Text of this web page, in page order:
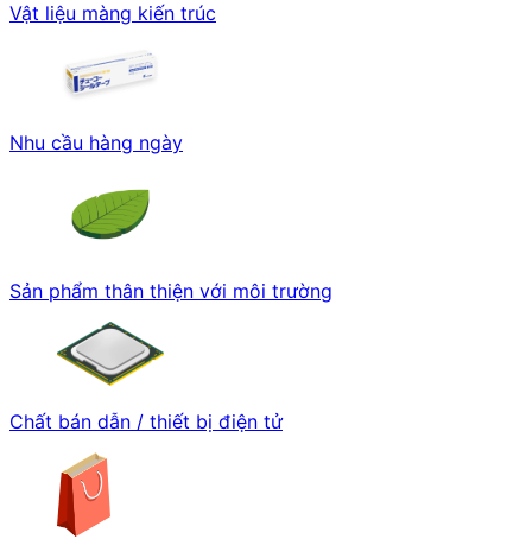
Vật liệu màng kiến trúc
Nhu cầu hàng ngày
Sản phẩm thân thiện với môi trường
Chất bán dẫn / thiết bị điện tử